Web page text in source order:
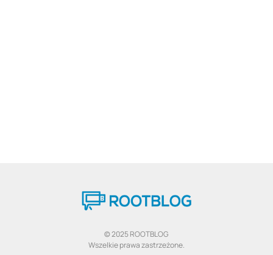
© 2025 ROOTBLOG
Wszelkie prawa zastrzeżone.